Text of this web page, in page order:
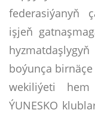
federasiýanyň
işjeň
boýunça
wekiliýeti hem
ÝUNESKO